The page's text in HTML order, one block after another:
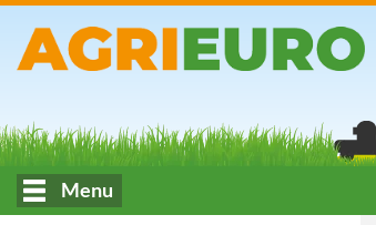
Menu